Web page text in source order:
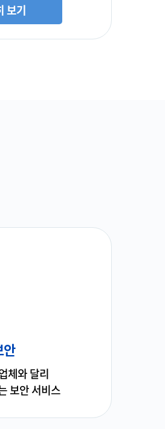
보기
체와 달리
보안 서비스